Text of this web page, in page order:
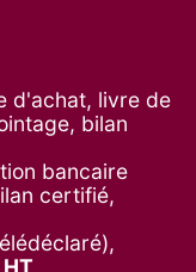
d'achat, livre de
bilan
bancaire
certifié,